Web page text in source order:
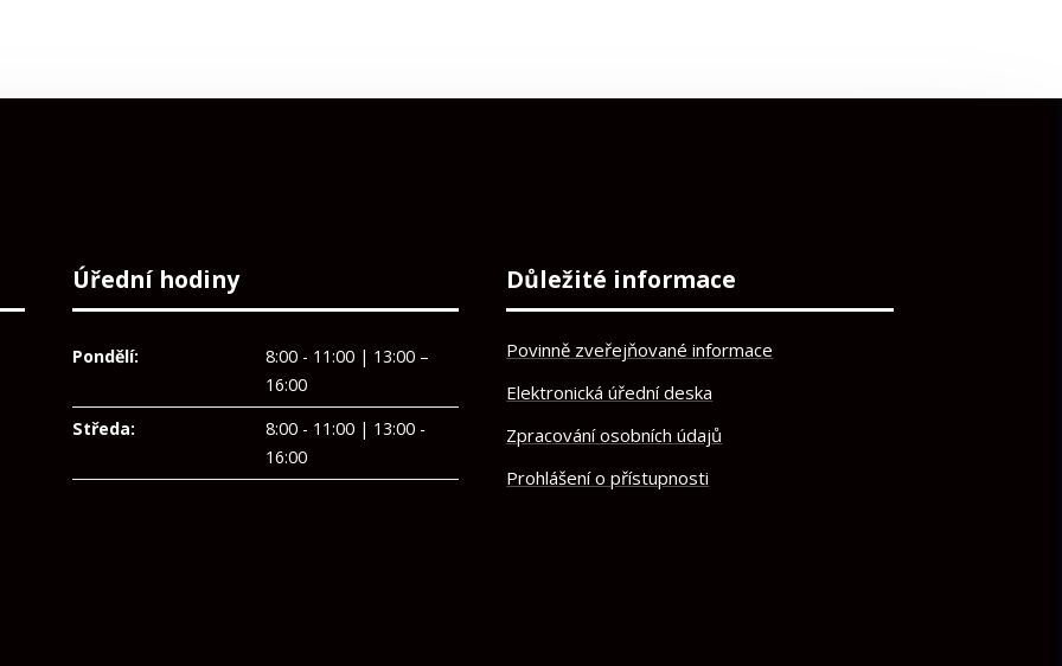
Úřední hodiny
Pondělí:
8:00 - 11:00 | 13:00 –
16:00
Středa:
8:00 - 11:00 | 13:00 -
16:00
Důležité informace
Povinně zveřejňované informace
Elektronická úřední deska
Zpracování osobních údajů
Prohlášení o přístupnosti